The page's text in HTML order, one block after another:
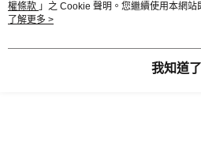
權條款 」之 Cookie 聲明。您繼續使用本網
用條款之 Cookie 聲明使用 cookie。
了解更多 >
我知道了